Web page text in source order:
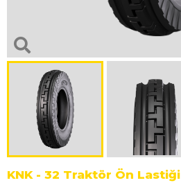
KNK - 32 Traktör Ön Lastiği